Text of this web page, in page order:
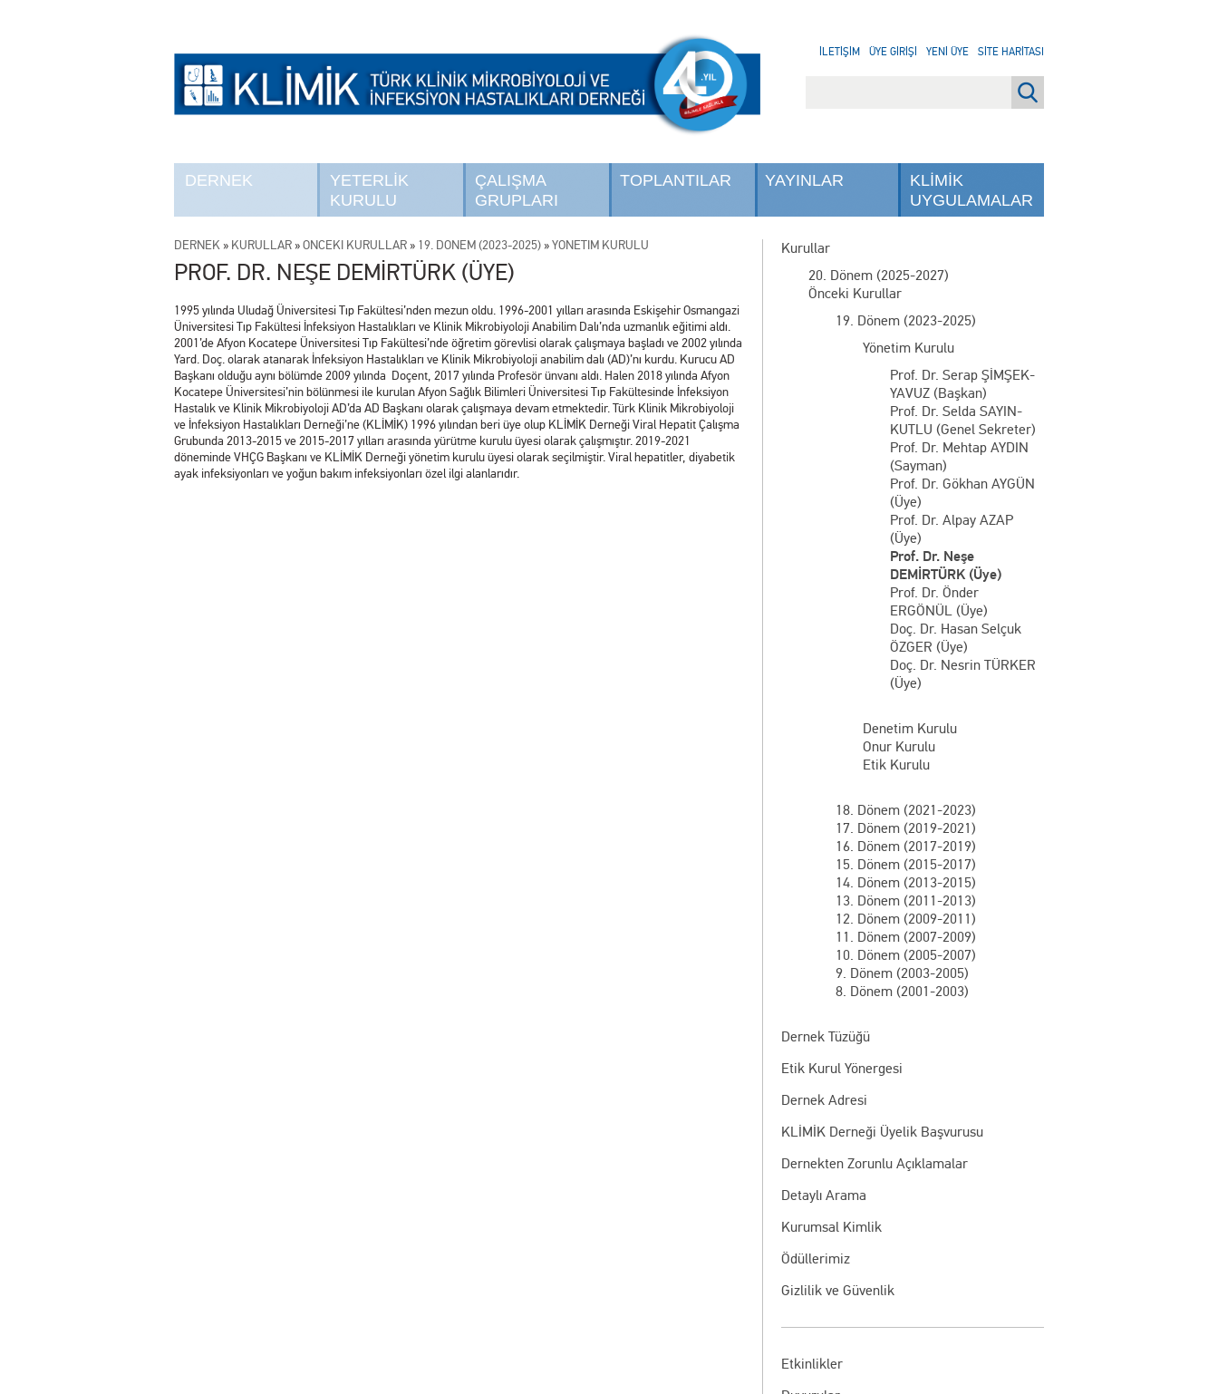
DERNEK
YETERLİK
KURULU
ÇALIŞMA
GRUPLARI
TOPLANTILAR YAYINLAR
KLİMİK
UYGULAMALAR
İLETİŞİM ÜYE GİRİŞİ YENİ ÜYE SİTE HARİTASI
Kurullar
20. Dönem (2025-2027)
Önceki Kurullar
19. Dönem (2023-2025)
Yönetim Kurulu
Prof. Dr. Serap ŞİMŞEK-
YAVUZ (Başkan)
Prof. Dr. Selda SAYIN-
KUTLU (Genel Sekreter)
Prof. Dr. Mehtap AYDIN
(Sayman)
Prof. Dr. Gökhan AYGÜN
(Üye)
Prof. Dr. Alpay AZAP
(Üye)
Prof. Dr. Neşe
DEMİRTÜRK (Üye)
Prof. Dr. Önder
ERGÖNÜL (Üye)
Doç. Dr. Hasan Selçuk
ÖZGER (Üye)
Doç. Dr. Nesrin TÜRKER
(Üye)
Denetim Kurulu
Onur Kurulu
Etik Kurulu
18. Dönem (2021-2023)
17. Dönem (2019-2021)
16. Dönem (2017-2019)
15. Dönem (2015-2017)
14. Dönem (2013-2015)
13. Dönem (2011-2013)
12. Dönem (2009-2011)
11. Dönem (2007-2009)
10. Dönem (2005-2007)
9. Dönem (2003-2005)
8. Dönem (2001-2003)
Dernek Tüzüğü
Etik Kurul Yönergesi
Dernek Adresi
KLİMİK Derneği Üyelik Başvurusu
Dernekten Zorunlu Açıklamalar
Detaylı Arama
Kurumsal Kimlik
Ödüllerimiz
Gizlilik ve Güvenlik
Etkinlikler
DERNEK » KURULLAR »ÖNCEKİ KURULLAR » 19. DÖNEM (2023-2025) »YÖNETİM KURULU
PROF. DR. NEŞE DEMİRTÜRK (ÜYE)
1995 yılında Uludağ Üniversitesi Tıp Fakültesi’nden mezun oldu. 1996-2001 yılları arasında Eskişehir Osmangazi
Üniversitesi Tıp Fakültesi İnfeksiyon Hastalıkları ve Klinik Mikrobiyoloji Anabilim Dalı’nda uzmanlık eğitimi aldı.
2001’de Afyon Kocatepe Üniversitesi Tıp Fakültesi’nde öğretim görevlisi olarak çalışmaya başladı ve 2002 yılında
Yard. Doç. olarak atanarak İnfeksiyon Hastalıkları ve Klinik Mikrobiyoloji anabilim dalı (AD)’nı kurdu. Kurucu AD
Başkanı olduğu aynı bölümde 2009 yılında Doçent, 2017 yılında Profesör ünvanı aldı. Halen 2018 yılında Afyon
Kocatepe Üniversitesi’nin bölünmesi ile kurulan Afyon Sağlık Bilimleri Üniversitesi Tıp Fakültesinde İnfeksiyon
Hastalık ve Klinik Mikrobiyoloji AD’da AD Başkanı olarak çalışmaya devam etmektedir. Türk Klinik Mikrobiyoloji
ve İnfeksiyon Hastalıkları Derneği’ne (KLİMİK) 1996 yılından beri üye olup KLİMİK Derneği Viral Hepatit Çalışma
Grubunda 2013-2015 ve 2015-2017 yılları arasında yürütme kurulu üyesi olarak çalışmıştır. 2019-2021
döneminde VHÇG Başkanı ve KLİMİK Derneği yönetim kurulu üyesi olarak seçilmiştir. Viral hepatitler, diyabetik
ayak infeksiyonları ve yoğun bakım infeksiyonları özel ilgi alanlarıdır.